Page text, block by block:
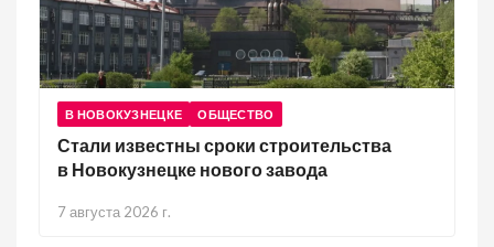
В НОВОКУЗНЕЦКЕ ОБЩЕСТВО
Стали известны сроки строительства
в Новокузнецке нового завода
7 августа 2026 г.